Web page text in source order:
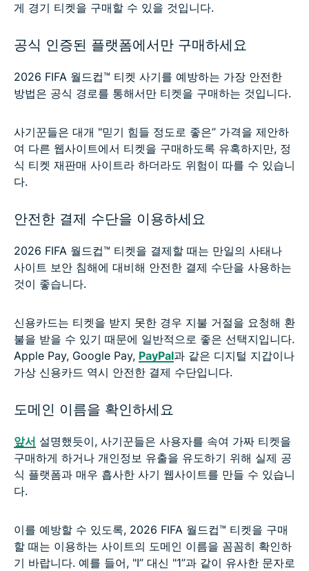
게 경기 티켓을 구매할 수 있을 것입니다.
공식 인증된 플랫폼에서만 구매하세요
2026 FIFA 월드컵™ 티켓 사기를 예방하는 가장 안전한
방법은 공식 경로를 통해서만 티켓을 구매하는 것입니다.
사기꾼들은 대개 "믿기 힘들 정도로 좋은” 가격을 제안하
여 다른 웹사이트에서 티켓을 구매하도록 유혹하지만, 정
식 티켓 재판매 사이트라 하더라도 위험이 따를 수 있습니
다.
안전한 결제 수단을 이용하세요
2026 FIFA 월드컵™ 티켓을 결제할 때는 만일의 사태나
사이트 보안 침해에 대비해 안전한 결제 수단을 사용하는
것이 좋습니다.
신용카드는 티켓을 받지 못한 경우 지불 거절을 요청해 환
불을 받을 수 있기 때문에 일반적으로 좋은 선택지입니다.
Apple Pay, Google Pay, PayPal과 같은 디지털 지갑이나
가상 신용카드 역시 안전한 결제 수단입니다.
도메인 이름을 확인하세요
앞서 설명했듯이, 사기꾼들은 사용자를 속여 가짜 티켓을
구매하게 하거나 개인정보 유출을 유도하기 위해 실제 공
식 플랫폼과 매우 흡사한 사기 웹사이트를 만들 수 있습니
다.
이를 예방할 수 있도록, 2026 FIFA 월드컵™ 티켓을 구매
할 때는 이용하는 사이트의 도메인 이름을 꼼꼼히 확인하
기 바랍니다. 예를 들어, "I” 대신 "1”과 같이 유사한 문자로